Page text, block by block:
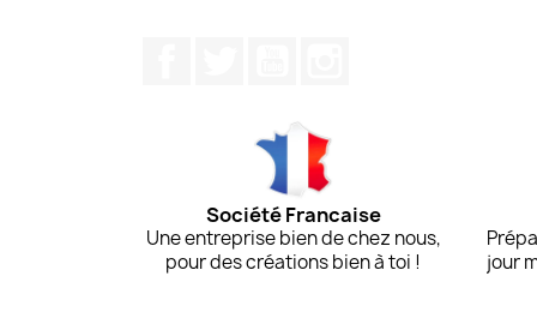
Société Francaise
Une entreprise bien de chez nous,
pour des créations bien à toi !
jour